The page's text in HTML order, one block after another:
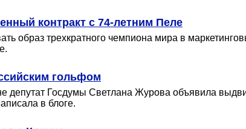
контракт с 74-летним Пеле
образ трехкратного чемпиона мира в
гольфом
депутат Госдумы Светлана Журова объявила
в блоге.